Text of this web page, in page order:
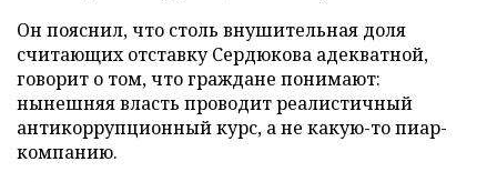
Он пояснил, что столь внушительная доля
считающих отставку Сердюкова адекватной,
говорит о том, что граждане понимают:
нынешняя власть проводит реалистичный
антикоррупционный курс, а не какую-то пиар-
компанию.